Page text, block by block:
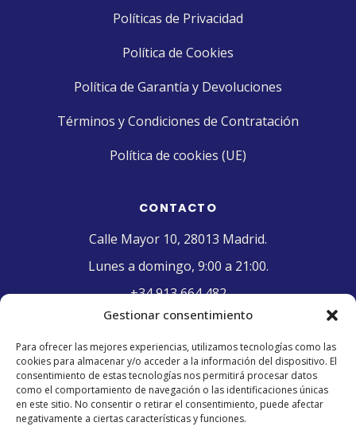
Gestionar consentimiento
Para ofrecer las mejores experiencias, utilizamos tecnologías como las
cookies para almacenar y/o acceder a la información del dispositivo. El
consentimiento de estas tecnologías nos permitirá procesar datos
como el comportamiento de navegación o las identificaciones únicas
en este sitio. No consentir o retirar el consentimiento, puede afectar
negativamente a ciertas características y funciones.
Políticas de Privacidad
Política de Cookies
Política de Garantía y Devoluciones
Términos y Condiciones de Contratación
Política de cookies (UE)
CONTACTO
Calle Mayor 10, 28013 Madrid.
Lunes a domingo, 9:00 a 21:00.
+34 913 664 482
contacto@pasteleriaelriojano.com
SELLO DE CALIDAD